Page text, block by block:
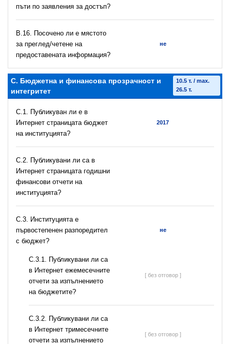
пъти по заявления за достъп?
В.16. Посочено ли е мястото
за преглед/четене на
предоставената информация?
не
C. Бюджетна и финансова прозрачност и
интегритет
10.5 т. / max.
26.5 т.
C.1. Публикуван ли е в
Интернет страницата бюджет
на институцията?
2017
C.2. Публикувани ли са в
Интернет страницата годишни
финансови отчети на
институцията?
C.3. Институцията е
първостепенен разпоредител
с бюджет?
не
С.3.1. Публикувани ли са
в Интернет ежемесечните
отчети за изпълнението
на бюджетите?
[ без отговор ]
С.3.2. Публикувани ли са
в Интернет тримесечните
отчети за изпълнението
[ без отговор ]